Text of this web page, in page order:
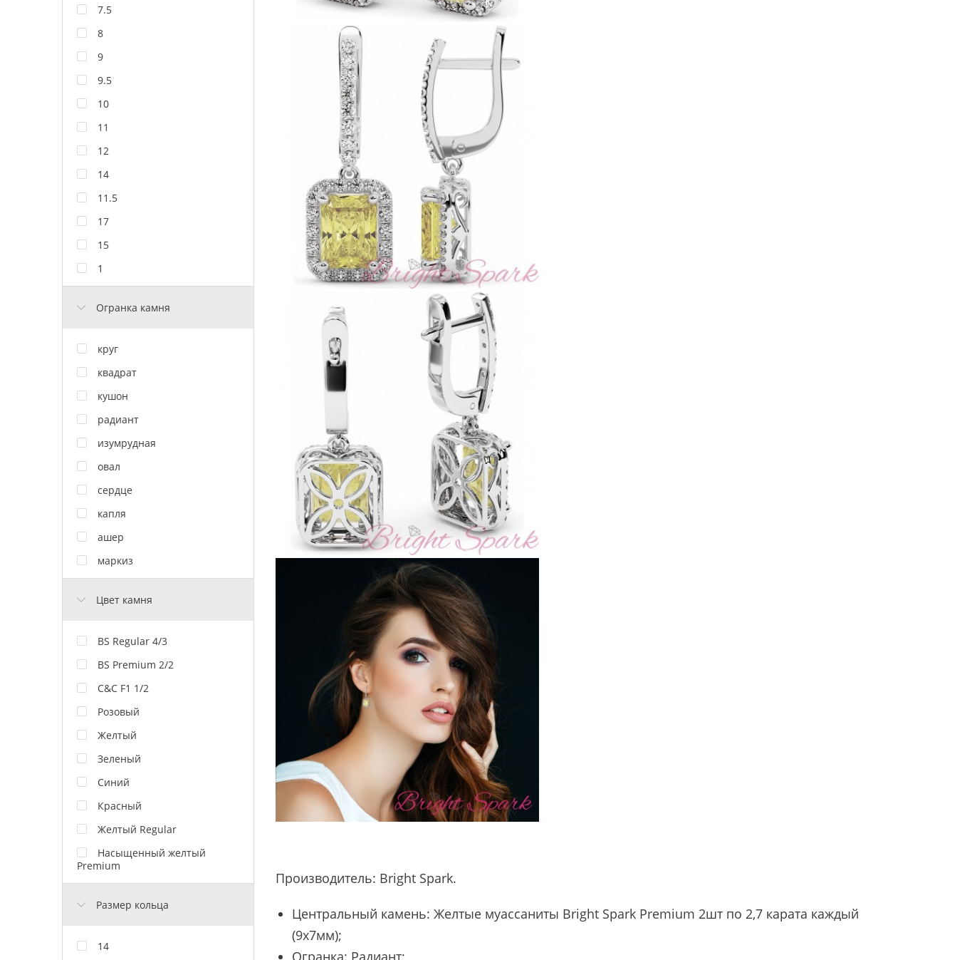
7.5
8
9
9.5
10
11
12
14
11.5
17
15
1
Огранка камня
круг
квадрат
кушон
радиант
изумрудная
овал
сердце
капля
ашер
маркиз
Цвет камня
BS Regular 4/3
BS Premium 2/2
C&C F1 1/2
Розовый
Желтый
Зеленый
Синий
Красный
Желтый Regular
Насыщенный желтый
Premium
Размер кольца
14
Производитель: Bright Spark.
Центральный камень: Желтые муассаниты Bright Spark Premium 2шт по 2,7 карата каждый
(9х7мм);
Огранка: Радиант;